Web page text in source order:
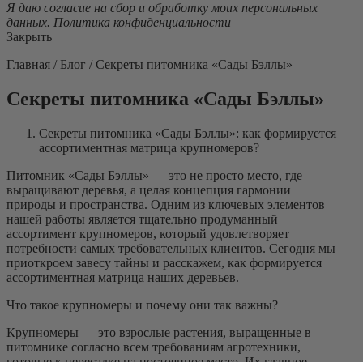
Я даю согласие на сбор и обработку моих персональных
данных. Политика конфиденциальности
Закрыть
Главная / Блог /Секреты питомника «Сады Бэллы»
Секреты питомника «Сады Бэллы»
Секреты питомника «Сады Бэллы»: как формируется
ассортиментная матрица крупномеров?
Питомник «Сады Бэллы» — это не просто место, где
выращивают деревья, а целая концепция гармонии
природы и пространства. Одним из ключевых элементов
нашей работы является тщательно продуманный
ассортимент крупномеров, который удовлетворяет
потребности самых требовательных клиентов. Сегодня мы
приоткроем завесу тайны и расскажем, как формируется
ассортиментная матрица наших деревьев.
Что такое крупномеры и почему они так важны?
Крупномеры — это взрослые растения, выращенные в
питомнике согласно всем требованиям агротехники,